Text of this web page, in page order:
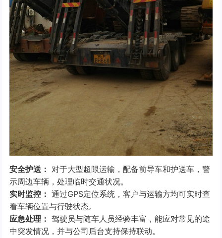
安全护送： 对于大型超限运输，配备前导车和护送车，警
示周边车辆，处理临时交通状况。
实时监控： 通过GPS定位系统，客户与运输方均可实时查
看车辆位置与行驶状态。
应急处理： 驾驶员与随车人员经验丰富，能应对常见的途
中突发情况，并与公司后台支持保持联动。